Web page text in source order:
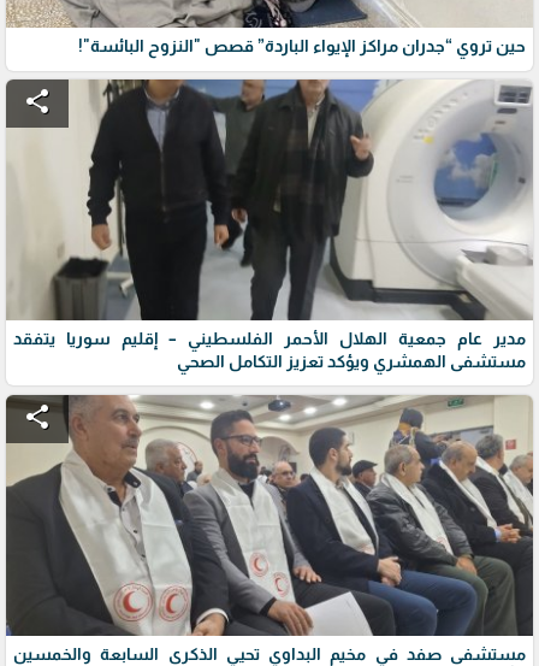
حين تروي “جدران مراكز الإيواء الباردة” قصص "النزوح البائسة"!
share
مدير عام جمعية الهلال الأحمر الفلسطيني – إقليم سوريا يتفقد
مستشفى الهمشري ويؤكد تعزيز التكامل الصحي
share
مستشفى صفد في مخيم البداوي تحيي الذكرى السابعة والخمسين